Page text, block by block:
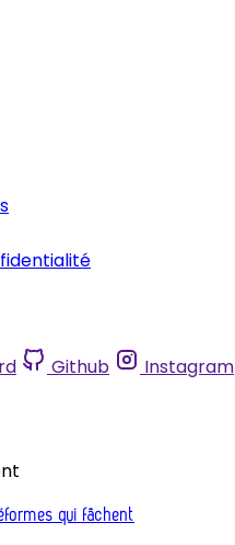
Github Instagram
qui fâchent